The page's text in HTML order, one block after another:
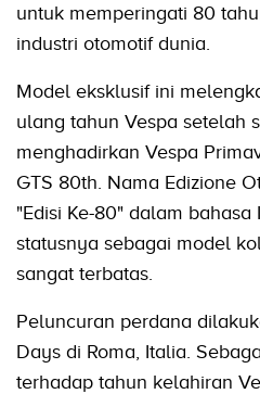
untuk memperingati 80
industri otomotif dunia.
Model eksklusif ini
ulang tahun Vespa setelah
menghadirkan Vespa
GTS 80th. Nama Edizione
"Edisi Ke-80" dalam bahasa
statusnya sebagai model
sangat terbatas.
Peluncuran perdana
Days di Roma, Italia.
terhadap tahun kelahiran